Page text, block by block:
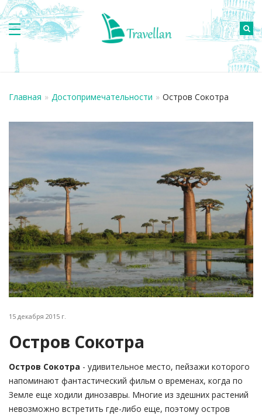
Главная » Достопримечательности » Остров Сокотра
15 декабря 2015 г.
Остров Сокотра
Остров Сокотра - удивительное место, пейзажи которого
напоминают фантастический фильм о временах, когда по
Земле еще ходили динозавры. Многие из здешних растений
невозможно встретить где-либо еще, поэтому остров